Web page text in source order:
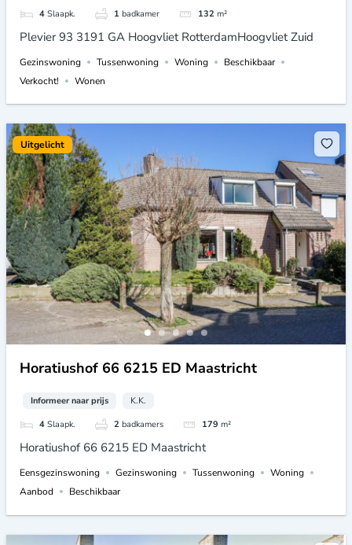
4 Slaapk. 1 badkamer 132 m²
Plevier 93 3191 GA Hoogvliet RotterdamHoogvliet Zuid
Gezinswoning Tussenwoning Woning
Beschikbaar
Verkocht!
Wonen
Uitgelicht
Horatiushof 66 6215 ED Maastricht
Informeer naar prijs K.K.
4 Slaapk. 2 badkamers 179 m²
Horatiushof 66 6215 ED Maastricht
Eensgezinswoning Gezinswoning Tussenwoning
Woning
Aanbod
Beschikbaar